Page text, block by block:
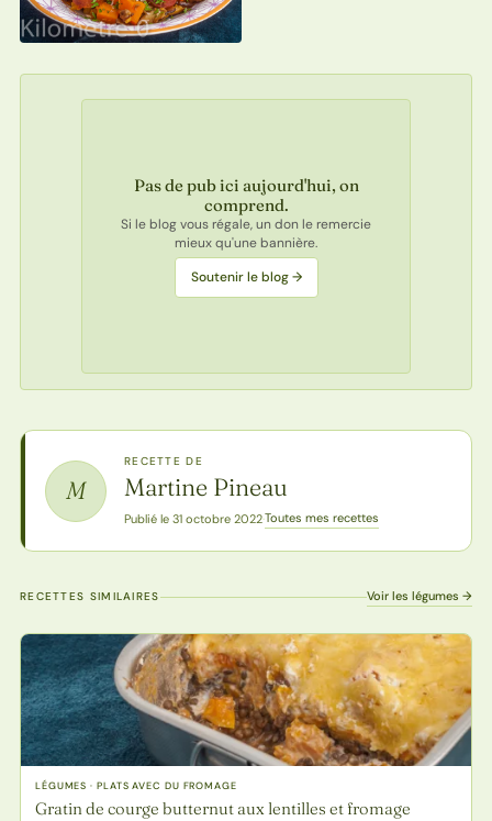
Pas de pub ici aujourd'hui, on
comprend.
Si le blog vous régale, un don le remercie
mieux qu'une bannière.
Soutenir le blog →
M
RECETTE DE
Martine Pineau
Publié le 31 octobre 2022·Toutes mes recettes
RECETTES SIMILAIRES Voir les légumes →
LÉGUMES · PLATS AVEC DU FROMAGE
Gratin de courge butternut aux lentilles et fromage